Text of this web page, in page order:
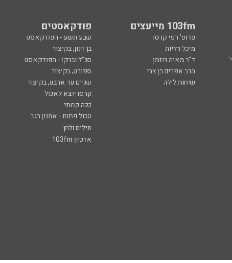
103fm מייעצים פודקאסטים
פרופ' רפי קרסו שבע תשע - הפודקאסט
מיכל דליות בן וינון, בקיצור
ד"ר מאיה רוזמן סג"ל וברקו - הפודקאסט
הרב אפרים בן צבי ספורט, בקיצור
שיחות לילה שניים עד ארבע, בקיצור
קרסו יוצא לאכול
ככה קמתי
הכול פתוח - אמנון רגב
מילים ולחן
ארכיון 103fm